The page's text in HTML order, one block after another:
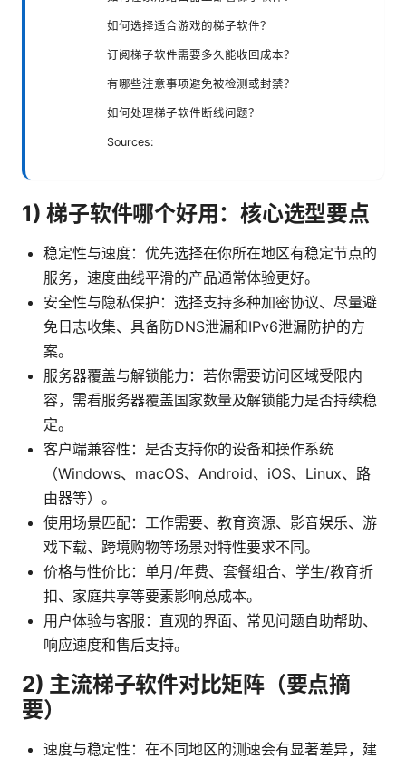
如何选择适合游戏的梯子软件？
订阅梯子软件需要多久能收回成本？
有哪些注意事项避免被检测或封禁？
如何处理梯子软件断线问题？
Sources:
1) 梯子软件哪个好用：核心选型要点
稳定性与速度：优先选择在你所在地区有稳定节点的
服务，速度曲线平滑的产品通常体验更好。
安全性与隐私保护：选择支持多种加密协议、尽量避
免日志收集、具备防DNS泄漏和IPv6泄漏防护的方
案。
服务器覆盖与解锁能力：若你需要访问区域受限内
容，需看服务器覆盖国家数量及解锁能力是否持续稳
定。
客户端兼容性：是否支持你的设备和操作系统
（Windows、macOS、Android、iOS、Linux、路
由器等）。
使用场景匹配：工作需要、教育资源、影音娱乐、游
戏下载、跨境购物等场景对特性要求不同。
价格与性价比：单月/年费、套餐组合、学生/教育折
扣、家庭共享等要素影响总成本。
用户体验与客服：直观的界面、常见问题自助帮助、
响应速度和售后支持。
2) 主流梯子软件对比矩阵（要点摘
要）
速度与稳定性：在不同地区的测速会有显著差异，建